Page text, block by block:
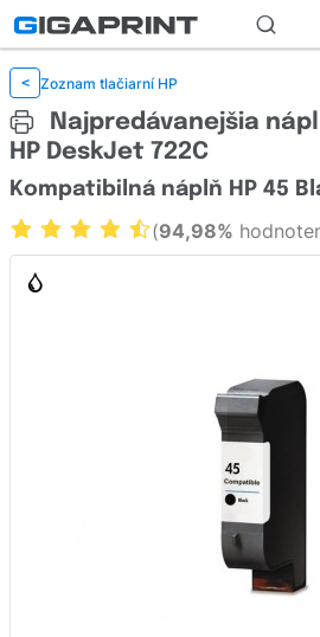
< Zoznam tlačiarní HP
Najpredávanejšia
HP DeskJet 722C
Kompatibilná náplň HP 45
(94,98%